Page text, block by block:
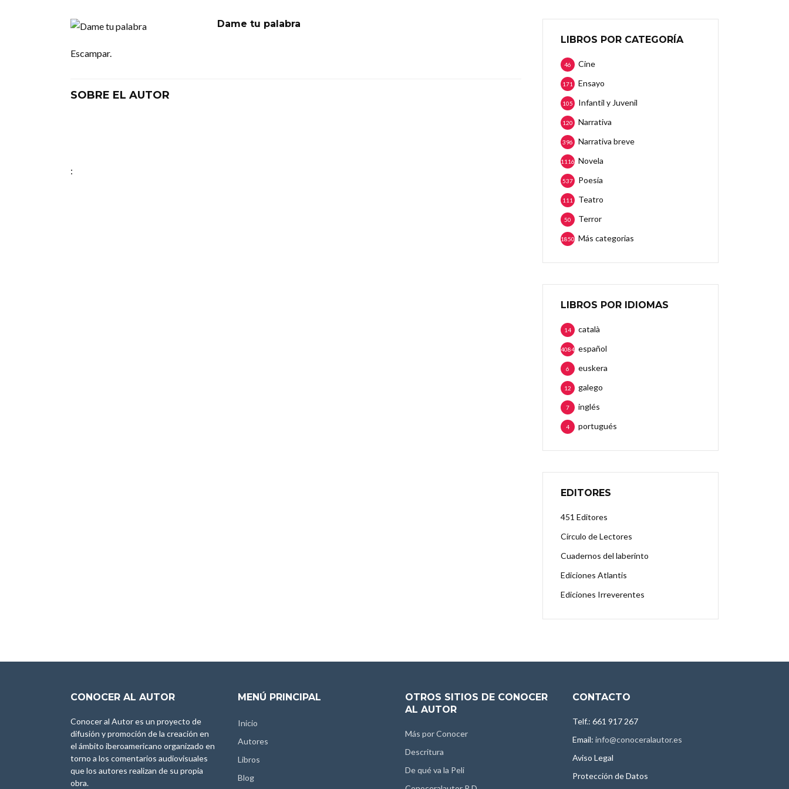
Dame tu palabra
Escampar.
SOBRE EL AUTOR
:
LIBROS POR CATEGORÍA
Cine
46
Ensayo
171
Infantil y Juvenil
105
Narrativa
120
Narrativa breve
396
Novela
1116
Poesía
537
Teatro
111
Terror
50
Más categorias
1850
LIBROS POR IDIOMAS
català
14
español
4084
euskera
6
galego
12
inglés
7
portugués
4
EDITORES
451 Editores
Círculo de Lectores
Cuadernos del laberinto
Ediciones Atlantis
Ediciones Irreverentes
CONOCER AL AUTOR
Conocer al Autor es un proyecto de
difusión y promoción de la creación en
el ámbito iberoamericano organizado en
torno a los comentarios audiovisuales
que los autores realizan de su propia
obra.
MENÚ PRINCIPAL
Inicio
Autores
Libros
Blog
OTROS SITIOS DE CONOCER
AL AUTOR
Más por Conocer
Descritura
De qué va la Peli
CONTACTO
Telf.: 661 917 267
Email: info@conoceralautor.es
Aviso Legal
Protección de Datos